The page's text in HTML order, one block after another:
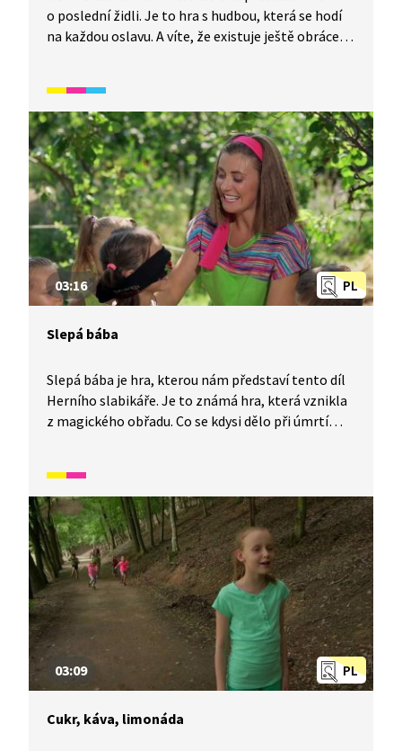
o poslední židli. Je to hra s hudbou, která se hodí
na každou oslavu. A víte, že existuje ještě obrácená
pomocí tradičních her rozšíří slovní zásobu. Spadá
do širšího okruhu videí, které se zaměřují na rozvoj
češtiny hrou.
PL
03:16
Slepá bába
Slepá bába je hra, kterou nám představí tento díl
Herního slabikáře. Je to známá hra, která vznikla
z magického obřadu. Co se kdysi dělo při úmrtí
mateřským jazykem, pomocí tradičních českých
her rozšíří slovní zásobu a některé fráze v češtině.
Spadá do širšího okruhu videí, které se zaměřují
na rozvoj češtiny hrou.
PL
03:09
Cukr, káva, limonáda